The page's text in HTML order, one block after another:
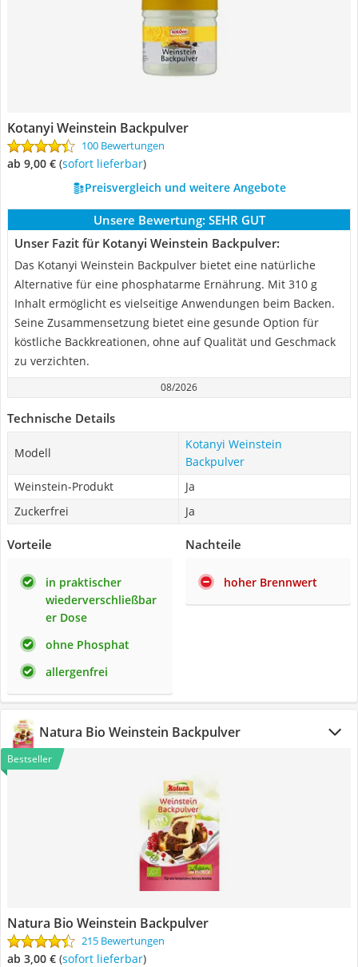
Kotanyi Weinstein Backpulver
100 Bewertungen
ab 9,00 € ( Sofort lieferbar)
Preisvergleich und weitere Angebote
Unsere Bewertung: SEHR GUT
Unser Fazit für Kotanyi Weinstein Backpulver:
Das Kotanyi Weinstein Backpulver bietet eine natürliche
Alternative für eine phosphatarme Ernährung. Mit 310 g
Inhalt ermöglicht es vielseitige Anwendungen beim Backen.
Seine Zusammensetzung bietet eine gesunde Option für
köstliche Backkreationen, ohne auf Qualität und Geschmack
zu verzichten.
08/2026
Technische Details
Modell
Kotanyi Weinstein
Backpulver
Weinstein-Produkt
Ja
Zuckerfrei
Ja
Vorteile
in praktischer
wiederverschließbar
er Dose
ohne Phosphat
allergenfrei
Nachteile
hoher Brennwert
Natura Bio Weinstein Backpulver
Bestseller
Natura Bio Weinstein Backpulver
215 Bewertungen
ab 3,00 € ( Sofort lieferbar)